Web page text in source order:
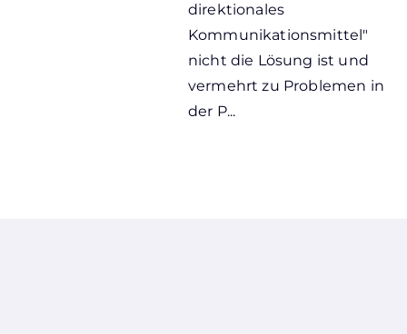
direktionales
Kommunikationsmittel"
nicht die Lösung ist und
vermehrt zu Problemen in
der P...